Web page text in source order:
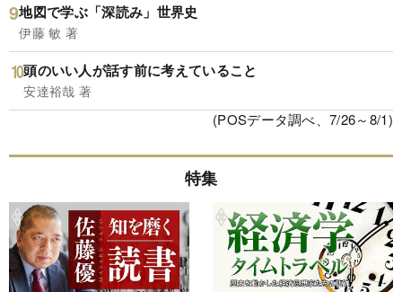
地図で学ぶ「深読み」世界史
伊藤 敏 著
頭のいい人が話す前に考えていること
安達裕哉 著
(POSデータ調べ、7/26～8/1)
特集